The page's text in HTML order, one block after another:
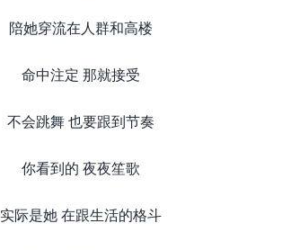
陪她穿流在人群和高楼
命中注定 那就接受
不会跳舞 也要跟到节奏
你看到的 夜夜笙歌
实际是她 在跟生活的格斗